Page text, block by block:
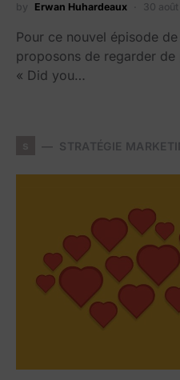
by Erwan Huhardeaux 30 août
Pour ce nouvel épisode
proposons de regarder
« Did you…
STRATÉGIE